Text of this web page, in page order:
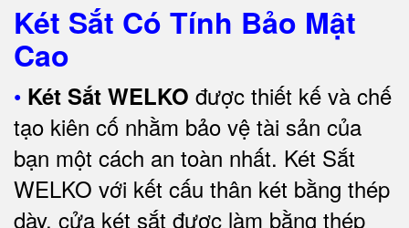
Két Sắt Có Tính Bảo Mật
Cao
• Két Sắt WELKO được thiết kế và chế
tạo kiên cố nhằm bảo vệ tài sản của
bạn một cách an toàn nhất. Két Sắt
WELKO với kết cấu thân két bằng thép
dày, cửa két sắt được làm bằng thép